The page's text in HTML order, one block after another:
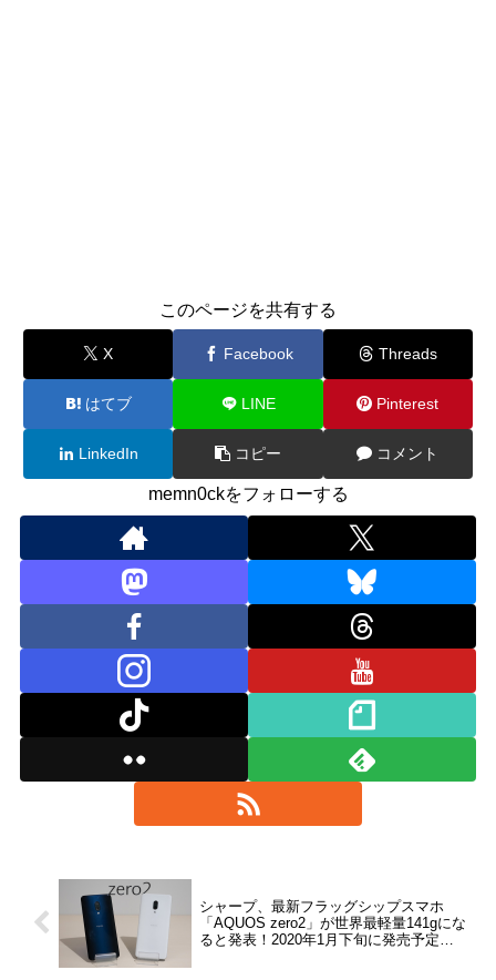
このページを共有する
X Facebook Threads
はてブ LINE Pinterest
LinkedIn コピー コメント
memn0ckをフォローする
シャープ、最新フラッグシップスマホ
「AQUOS zero2」が世界最軽量141gにな
ると発表！2020年1月下旬に発売予定。